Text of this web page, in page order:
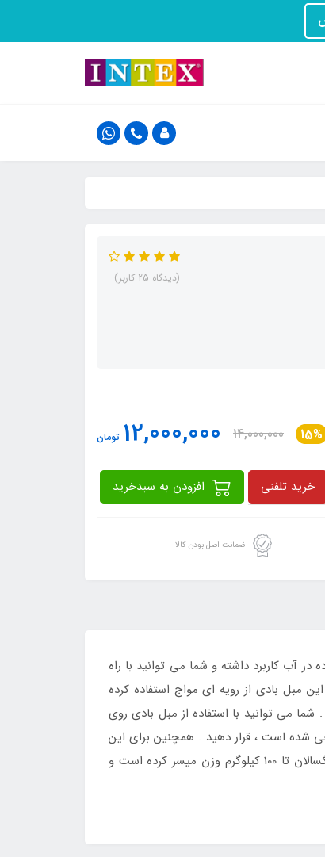
(دیدگاه 25 کاربر)
15%
14,000,000
12,000,000 تومان
خرید تلفنی
ضمانت اصل بودن کالا
آب کاربرد داشته و شما می توانید با راه
مبل بادی از رویه ای مواج استفاده کرده
می توانید با استفاده از مبل بادی روی
شده است ، قرار دهید . همچنین برای این
مبل بادی شناور دستگیره هایی نیز برای حفظ تعادل قرار داده شده است . ابعاد بزرگ این محصول بادی قابلیت استفاده را برای بزرگسالان تا 100 کیلوگرم وزن میسر کرده است و